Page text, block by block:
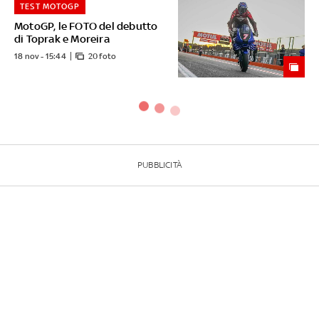
MotoGP, le FOTO del debutto
di Toprak e Moreira
TEST MOTOGP
18 nov - 15:44 20 foto
PUBBLICITÀ